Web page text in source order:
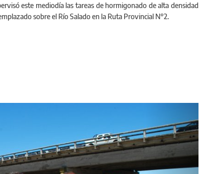
este mediodía las tareas de hormigonado de alta densidad
sobre el Río Salado en la Ruta Provincial N°2.